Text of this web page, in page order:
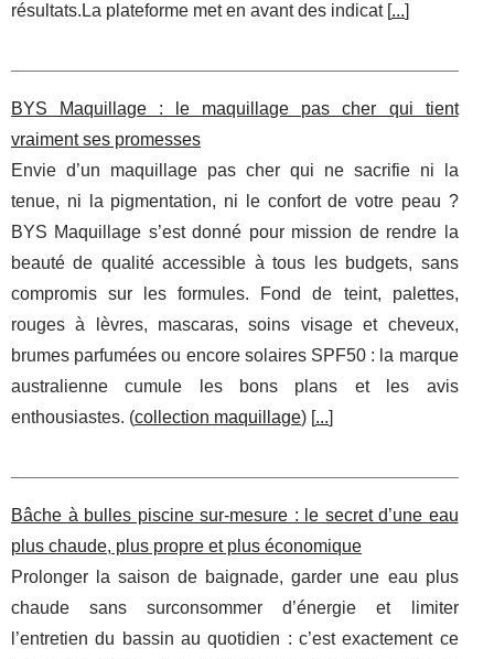
résultats.La plateforme met en avant des indicat [...]
BYS Maquillage : le maquillage pas cher qui tient
vraiment ses promesses
Envie d’un maquillage pas cher qui ne sacrifie ni la
tenue, ni la pigmentation, ni le confort de votre peau ?
BYS Maquillage s’est donné pour mission de rendre la
beauté de qualité accessible à tous les budgets, sans
compromis sur les formules. Fond de teint, palettes,
rouges à lèvres, mascaras, soins visage et cheveux,
brumes parfumées ou encore solaires SPF50 : la marque
australienne cumule les bons plans et les avis
enthousiastes. (collection maquillage) [...]
Bâche à bulles piscine sur-mesure : le secret d’une eau
plus chaude, plus propre et plus économique
Prolonger la saison de baignade, garder une eau plus
chaude sans surconsommer d’énergie et limiter
l’entretien du bassin au quotidien : c’est exactement ce